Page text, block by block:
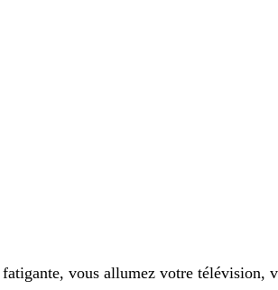
vous allumez votre télévision,